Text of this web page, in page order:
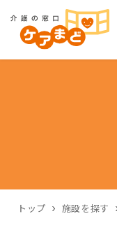
トップ 施設を探す